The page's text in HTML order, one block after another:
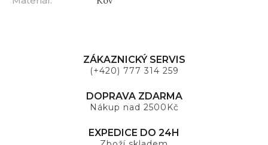
ZÁKAZNICKÝ SERVIS
(+420) 777 314 259
DOPRAVA ZDARMA
Nákup nad 2500Kč
EXPEDICE DO 24H